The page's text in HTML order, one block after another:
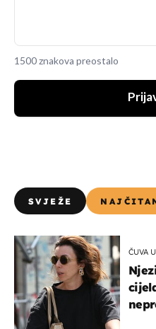
1500 znakova preostalo
SVJEŽE
ČUVA